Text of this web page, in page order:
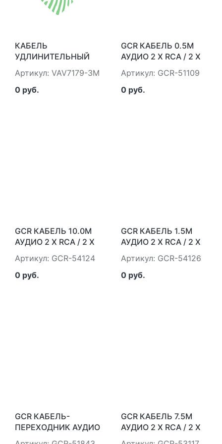
КАБЕЛЬ
УДЛИНИТЕЛЬНЫЙ
3.5 JACK (M) - 3.5
JACK (F), СТЕРЕО,
АУДИО, 3.0М VCOM
Артикул: VAV7179-3M
0 руб.
GCR КАБЕЛЬ 0.5M
АУДИО 2 Х RCA / 2 Х
RCA, GOLD, ЧЕРНЫЙ
GREENCONNECT
GCR-51109
Артикул: GCR-51109
0 руб.
GCR КАБЕЛЬ 10.0M
АУДИО 2 Х RCA / 2 Х
RCA , ЧЕРНЫЙ, GCR-
54124
GREENCONNECT
Артикул: GCR-54124
0 руб.
GCR КАБЕЛЬ 1.5M
АУДИО 2 Х RCA / 2 Х
RCA , ЧЕРНЫЙ, GCR-
54126
GREENCONNECT
Артикул: GCR-54126
0 руб.
GCR КАБЕЛЬ-
ПЕРЕХОДНИК АУДИО
2.0M JACK 3,5MM / 2
GCR КАБЕЛЬ 7.5M
АУДИО 2 Х RCA / 2 Х
RCA , GOLD, ЧЕРНЫЙ,